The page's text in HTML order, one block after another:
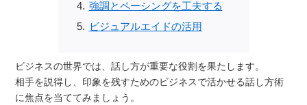
強調とペーシングを工夫する
ビジュアルエイドの活用
ビジネスの世界では、話し方が重要な役割を果たします。
相手を説得し、印象を残すためのビジネスで活かせる話し方術
に焦点を当ててみましょう。